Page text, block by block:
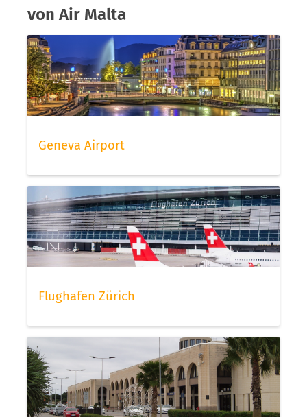
von Air Malta
Geneva Airport
Flughafen Zürich